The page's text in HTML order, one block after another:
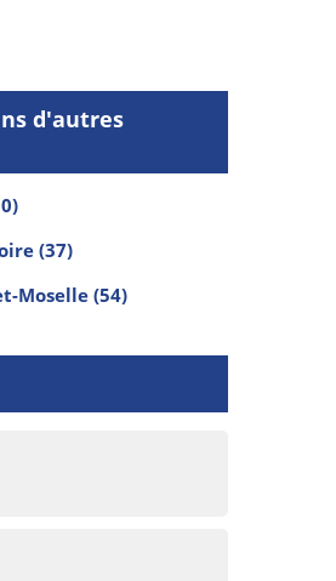
d'autres
(37)
Moselle (54)